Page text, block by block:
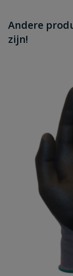
Andere
zijn!